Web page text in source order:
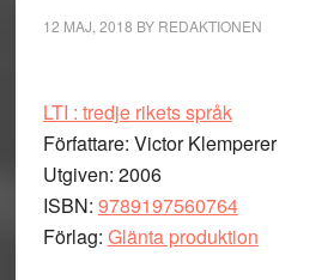
12 MAJ, 2018 BY REDAKTIONEN
LTI : tredje rikets språk
Författare: Victor Klemperer
Utgiven: 2006
ISBN: 9789197560764
Förlag: Glänta produktion